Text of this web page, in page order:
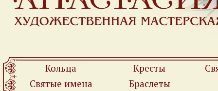
Кольца Кресты
Святые имена
Браслеты